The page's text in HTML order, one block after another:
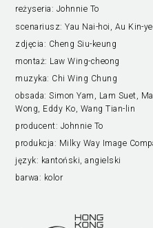
reżyseria: Johnnie To
scenariusz:Yau Nai-hoi, Au Kin-
zdjęcia: Cheng Siu-keung
montaż: Law Wing-cheong
muzyka: Chi Wing Chung
obsada:Simon Yam, Lam Suet,
Wong, Eddy Ko, Wang Tian-lin
producent: Johnnie To
produkcja: Milky Way Image
język: kantoński, angielski
barwa: kolor